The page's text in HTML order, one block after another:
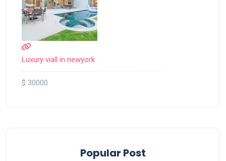
Luxury viall in newyork
$ 30000
Popular Post